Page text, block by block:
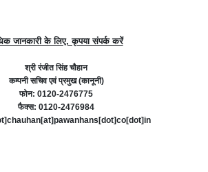
जानकारी के लिए, कृपया संपर्क करें
श्री रंजीत सिंह चौहान
कम्‍पनी सचिव एवं प्रमुख (कानूनी)
फोन: 0120-2476775
फैक्स: 0120-2476984